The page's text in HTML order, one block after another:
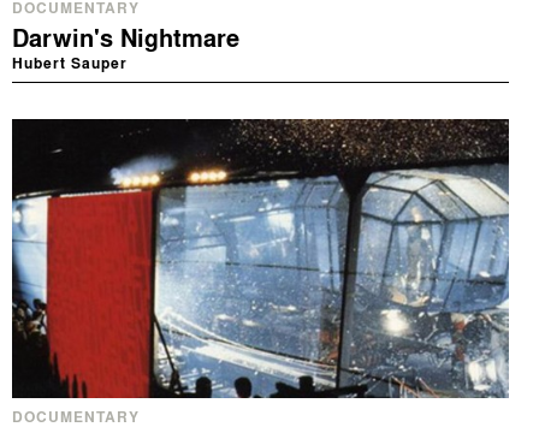
DOCUMENTARY
Darwin's Nightmare
Hubert Sauper
DOCUMENTARY